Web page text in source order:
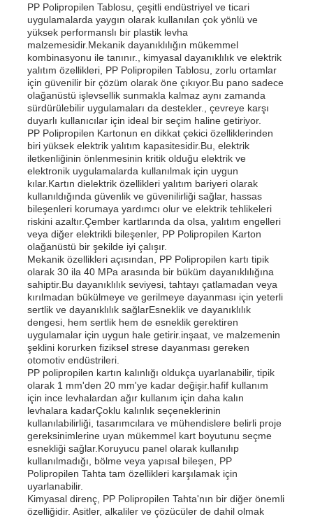
Ana sayfa
Ürünler
Hakkımızda
Fabrika turu
PP Polipropilen Tablosu, çeşitli endüstriyel ve ticari
uygulamalarda yaygın olarak kullanılan çok yönlü ve
yüksek performanslı bir plastik levha
malzemesidir.Mekanik dayanıklılığın mükemmel
kombinasyonu ile tanınır., kimyasal dayanıklılık ve elektrik
yalıtım özellikleri, PP Polipropilen Tablosu, zorlu ortamlar
için güvenilir bir çözüm olarak öne çıkıyor.Bu pano sadece
olağanüstü işlevsellik sunmakla kalmaz aynı zamanda
sürdürülebilir uygulamaları da destekler., çevreye karşı
duyarlı kullanıcılar için ideal bir seçim haline getiriyor.
PP Polipropilen Kartonun en dikkat çekici özelliklerinden
biri yüksek elektrik yalıtım kapasitesidir.Bu, elektrik
iletkenliğinin önlenmesinin kritik olduğu elektrik ve
elektronik uygulamalarda kullanılmak için uygun
kılar.Kartın dielektrik özellikleri yalıtım bariyeri olarak
kullanıldığında güvenlik ve güvenilirliği sağlar, hassas
bileşenleri korumaya yardımcı olur ve elektrik tehlikeleri
riskini azaltır.Çember kartlarında da olsa, yalıtım engelleri
veya diğer elektrikli bileşenler, PP Polipropilen Karton
olağanüstü bir şekilde iyi çalışır.
Mekanik özellikleri açısından, PP Polipropilen kartı tipik
olarak 30 ila 40 MPa arasında bir büküm dayanıklılığına
sahiptir.Bu dayanıklılık seviyesi, tahtayı çatlamadan veya
kırılmadan bükülmeye ve gerilmeye dayanması için yeterli
sertlik ve dayanıklılık sağlarEsneklik ve dayanıklılık
dengesi, hem sertlik hem de esneklik gerektiren
uygulamalar için uygun hale getirir.inşaat, ve malzemenin
şeklini korurken fiziksel strese dayanması gereken
otomotiv endüstrileri.
PP polipropilen kartın kalınlığı oldukça uyarlanabilir, tipik
olarak 1 mm'den 20 mm'ye kadar değişir.hafif kullanım
için ince levhalardan ağır kullanım için daha kalın
levhalara kadarÇoklu kalınlık seçeneklerinin
kullanılabilirliği, tasarımcılara ve mühendislere belirli proje
gereksinimlerine uyan mükemmel kart boyutunu seçme
esnekliği sağlar.Koruyucu panel olarak kullanılıp
kullanılmadığı, bölme veya yapısal bileşen, PP
Polipropilen Tahta tam özellikleri karşılamak için
uyarlanabilir.
Kimyasal direnç, PP Polipropilen Tahta'nın bir diğer önemli
özelliğidir. Asitler, alkaliler ve çözücüler de dahil olmak